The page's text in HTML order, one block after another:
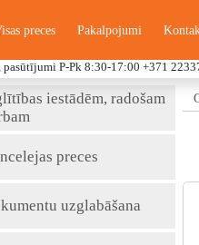
preces Pakalpojumi
pasūtījumi P-Pk 8:30-17:00 +371
iestādēm, radošam
preces
uzglabāšana